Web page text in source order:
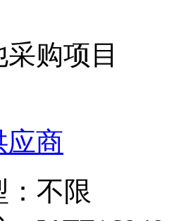
购项目
应商
不限